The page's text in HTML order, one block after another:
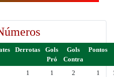
Derrotas
Gols
Pró
Gols
Contra
Pontos
1 1 2 1